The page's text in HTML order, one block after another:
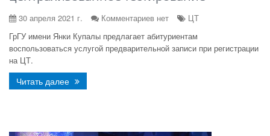
30 апреля 2021 г. Комментариев нет
ЦТ
ГрГУ имени Янки Купалы предлагает абитуриентам
воспользоваться услугой предварительной записи при регистрации
на ЦТ.
Читать далее